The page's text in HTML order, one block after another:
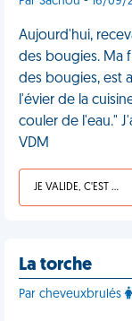
Aujourd'hui,
des bougies. Ma
des bougies, est
l'évier de la
couler de l'eau."
VDM
JE VALIDE, C'EST UNE VDM
La torche
Par cheveuxbrulés